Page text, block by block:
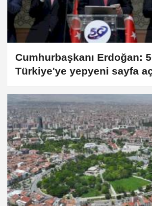
Cumhurbaşkanı Erdoğan:
Türkiye'ye yepyeni sayfa